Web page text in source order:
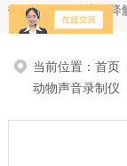
热门关键词：微生物降解呼吸仪，
当前位置：首页
动物声音录制仪